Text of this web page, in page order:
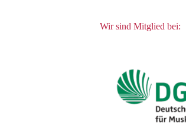
Wir sind Mitglied bei: